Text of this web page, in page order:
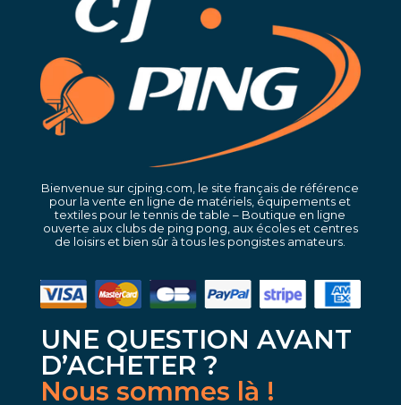
Bienvenue sur cjping.com, le site français de référence
pour la vente en ligne de matériels, équipements et
textiles pour le tennis de table – Boutique en ligne
ouverte aux clubs de ping pong, aux écoles et centres
de loisirs et bien sûr à tous les pongistes amateurs.
UNE QUESTION AVANT
D’ACHETER ?
Nous sommes là !